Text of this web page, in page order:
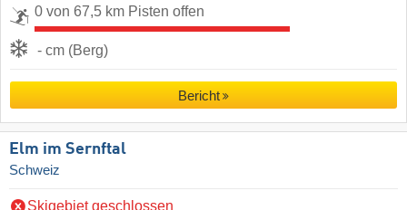
0 von 67,5 km Pisten offen
- cm (Berg)
Bericht
Elm im Sernftal
Schweiz
Skigebiet geschlossen